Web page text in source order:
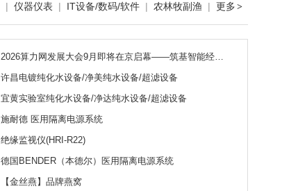
| 仪器仪表 | IT设备/数码/软件 | 农林牧副渔 | 更多 >
2026算力网发展大会9月即将在京启幕——筑基智能经济新底座，共筑全国算力一张网
许昌电镀纯化水设备/净美纯水设备/超滤设备
宜黄实验室纯化水设备/净达纯水设备/超滤设备
施耐德 医用隔离电源系统
绝缘监视仪(HRI-R22)
德国BENDER（本德尔）医用隔离电源系统
【金丝燕】品牌燕窝